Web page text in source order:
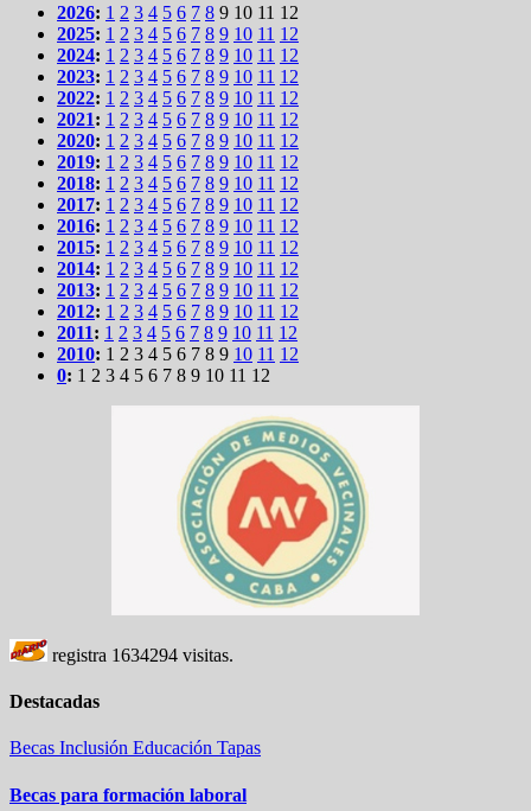
2026: 1 2 3 4 5 6 7 8 9 10 11 12
2025: 1 2 3 4 5 6 7 8 9 10 11 12
2024: 1 2 3 4 5 6 7 8 9 10 11 12
2023: 1 2 3 4 5 6 7 8 9 10 11 12
2022: 1 2 3 4 5 6 7 8 9 10 11 12
2021: 1 2 3 4 5 6 7 8 9 10 11 12
2020: 1 2 3 4 5 6 7 8 9 10 11 12
2019: 1 2 3 4 5 6 7 8 9 10 11 12
2018: 1 2 3 4 5 6 7 8 9 10 11 12
2017: 1 2 3 4 5 6 7 8 9 10 11 12
2016: 1 2 3 4 5 6 7 8 9 10 11 12
2015: 1 2 3 4 5 6 7 8 9 10 11 12
2014: 1 2 3 4 5 6 7 8 9 10 11 12
2013: 1 2 3 4 5 6 7 8 9 10 11 12
2012: 1 2 3 4 5 6 7 8 9 10 11 12
2011: 1 2 3 4 5 6 7 8 9 10 11 12
2010: 1 2 3 4 5 6 7 8 9 10 11 12
0: 1 2 3 4 5 6 7 8 9 10 11 12
registra 1634294 visitas.
Destacadas
Becas Inclusión Educación Tapas
Becas para formación laboral